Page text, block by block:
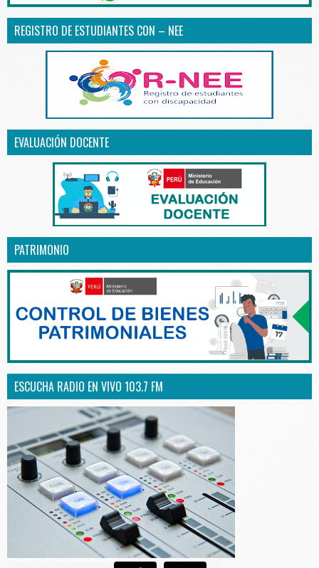
REGISTRO DE ESTUDIANTES CON – NEE
EVALUACIÓN DOCENTE
PATRIMONIO
ESCUCHA RADIO EN VIVO 103.7 FM